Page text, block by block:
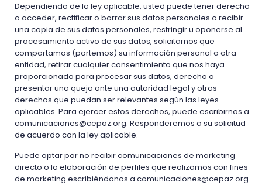
Dependiendo de la ley aplicable, usted puede tener derecho
a acceder, rectificar o borrar sus datos personales o recibir
una copia de sus datos personales, restringir u oponerse al
procesamiento activo de sus datos, solicitarnos que
compartamos (portemos) su información personal a otra
entidad, retirar cualquier consentimiento que nos haya
proporcionado para procesar sus datos, derecho a
presentar una queja ante una autoridad legal y otros
derechos que puedan ser relevantes según las leyes
aplicables. Para ejercer estos derechos, puede escribirnos a
comunicaciones@cepaz.org. Responderemos a su solicitud
de acuerdo con la ley aplicable.
Puede optar por no recibir comunicaciones de marketing
directo o la elaboración de perfiles que realizamos con fines
de marketing escribiéndonos a comunicaciones@cepaz.org.